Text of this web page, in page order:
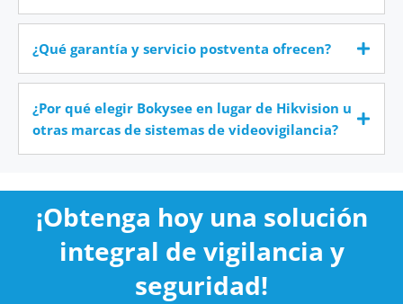
¿Qué garantía y servicio postventa ofrecen?
¿Por qué elegir Bokysee en lugar de Hikvision u
otras marcas de sistemas de videovigilancia?
¡Obtenga hoy una solución
integral de vigilancia y
seguridad!